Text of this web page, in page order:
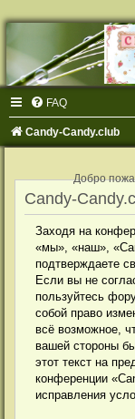
FAQ
Candy-Candy.club
Добро
Candy-
Заходя на
«мы», «наш»,
подтверждаете
Если вы не
пользуйтесь
собой право
всё возможное,
вашей стороны
этот текст на
конференции
исправления